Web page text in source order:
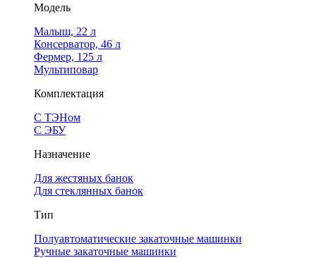
Модель
Малыш, 22 л
Консерватор, 46 л
Фермер, 125 л
Мультиповар
Комплектация
С ТЭНом
С ЭБУ
Назначение
Для жестяных банок
Для стеклянных банок
Тип
Полуавтоматические закаточные машинки
Ручные закаточные машинки